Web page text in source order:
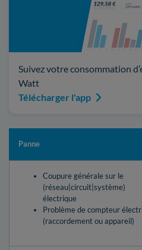
Suivez votre consommation
Watt
Télécharger l'app
Panne
Coupure générale sur le
(réseau|circuit|système)
électrique
Problème de compteur
(raccordement ou appareil)